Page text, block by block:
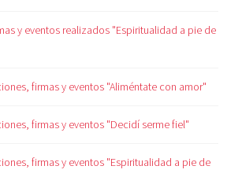
y eventos realizados "Espiritualidad a pie de
firmas y eventos "Aliméntate con amor"
firmas y eventos "Decidí serme fiel"
firmas y eventos "Espiritualidad a pie de